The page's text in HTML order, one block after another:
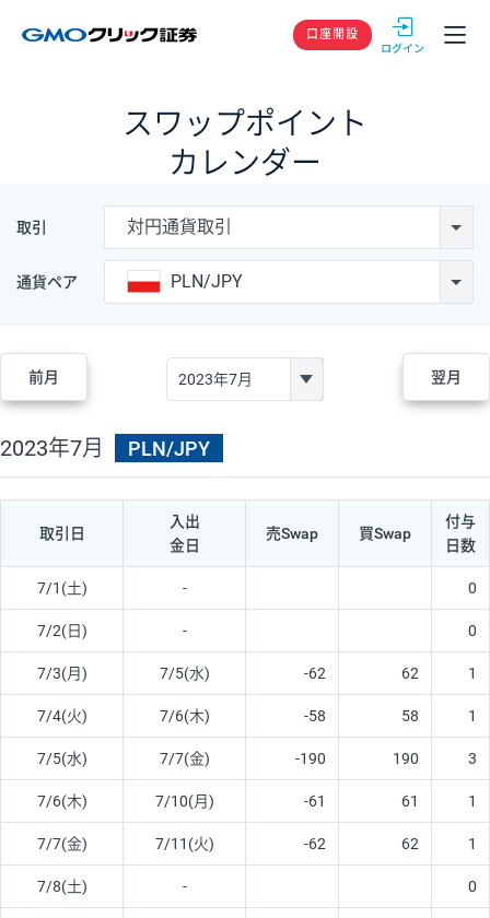
GMOクリック
口座開設
スワップポイント
カレンダー
取引 対円通貨取引
通貨ペア PLN/JPY
前月 翌月
2023年7月 PLN/JPY
取引日
入出
金日
売Swap 買Swap
付与
日数
7/1(土) - 0
7/2(日) - 0
7/3(月) 7/5(水) -62 62 1
7/4(火) 7/6(木) -58 58 1
7/5(水) 7/7(金) -190 190 3
7/6(木) 7/10(月) -61 61 1
7/7(金) 7/11(火) -62 62 1
7/8(土) - 0